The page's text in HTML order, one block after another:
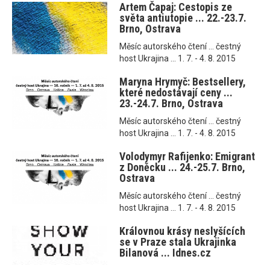
Artem Čapaj: Cestopis ze
světa antiutopie ... 22.-23.7.
Brno, Ostrava
Měsíc autorského čtení ... čestný
host Ukrajina ... 1. 7. - 4. 8. 2015
Maryna Hrymyč: Bestsellery,
které nedostávají ceny ...
23.-24.7. Brno, Ostrava
Měsíc autorského čtení ... čestný
host Ukrajina ... 1. 7. - 4. 8. 2015
Volodymyr Rafijenko: Emigrant
z Doněcku ... 24.-25.7. Brno,
Ostrava
Měsíc autorského čtení ... čestný
host Ukrajina ... 1. 7. - 4. 8. 2015
Královnou krásy neslyšících
se v Praze stala Ukrajinka
Bilanová ... Idnes.cz